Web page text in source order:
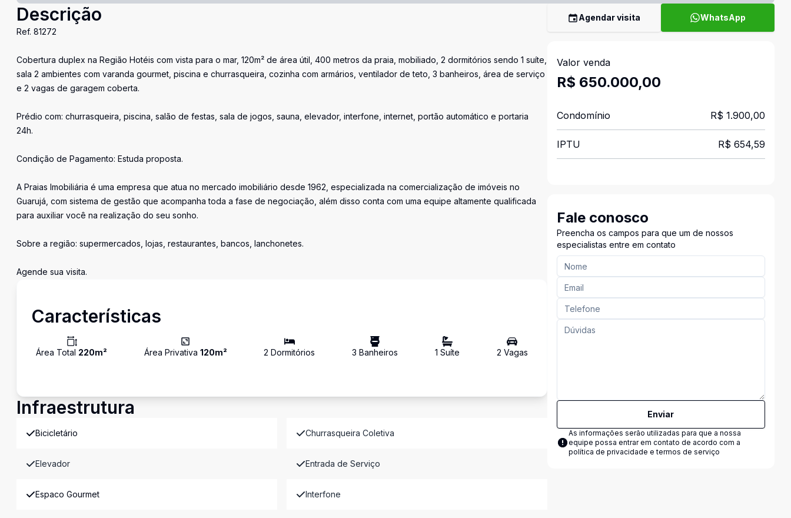
Descrição
Ref. 81272
Cobertura duplex na Região Hotéis com vista para o mar, 120m² de área útil, 400 metros da praia, mobiliado, 2 dormitórios sendo 1 suíte,
sala 2 ambientes com varanda gourmet, piscina e churrasqueira, cozinha com armários, ventilador de teto, 3 banheiros, área de serviço
e 2 vagas de garagem coberta.
Prédio com: churrasqueira, piscina, salão de festas, sala de jogos, sauna, elevador, interfone, internet, portão automático e portaria
24h.
Condição de Pagamento: Estuda proposta.
A Praias Imobiliária é uma empresa que atua no mercado imobiliário desde 1962, especializada na comercialização de imóveis no
Guarujá, com sistema de gestão que acompanha toda a fase de negociação, além disso conta com uma equipe altamente qualificada
para auxiliar você na realização do seu sonho.
Sobre a região: supermercados, lojas, restaurantes, bancos, lanchonetes.
Agende sua visita.
Características
Área Total 220m² Área Privativa 120m² 2 Dormitórios 3 Banheiros 1 Suíte 2 Vagas
Infraestrutura
Bicicletário Churrasqueira Coletiva
Elevador Entrada de Serviço
Espaco Gourmet Interfone
Agendar visita WhatsApp
Valor venda
R$ 650.000,00
Condomínio R$ 1.900,00
IPTU R$ 654,59
Fale conosco
Preencha os campos para que um de nossos
especialistas entre em contato
Enviar
As informações serão utilizadas para que a nossa
equipe possa entrar em contato de acordo com a
política de privacidade e termos de serviço